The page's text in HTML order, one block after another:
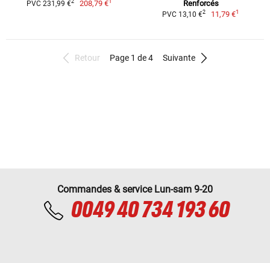
PVC 231,99 €2 208,79 €
Renforcés
PVC 13,10 €2 11,79 €1
Retour Page 1 de 4 Suivante
Commandes & service Lun-sam 9-20
0049 40 734 193 60